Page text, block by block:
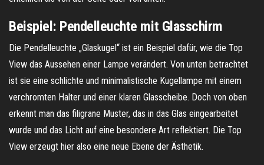
Beispiel: Pendelleuchte mit Glasschirm
Die Pendelleuchte „Glaskugel“ ist ein Beispiel dafür, wie die Top
View das Aussehen einer Lampe verändert. Von unten betrachtet
ist sie eine schlichte und minimalistische Kugellampe mit einem
verchromten Halter und einer klaren Glasscheibe. Doch von oben
erkennt man das filigrane Muster, das in das Glas eingearbeitet
wurde und das Licht auf eine besondere Art reflektiert. Die Top
View erzeugt hier also eine neue Ebene der Ästhetik.